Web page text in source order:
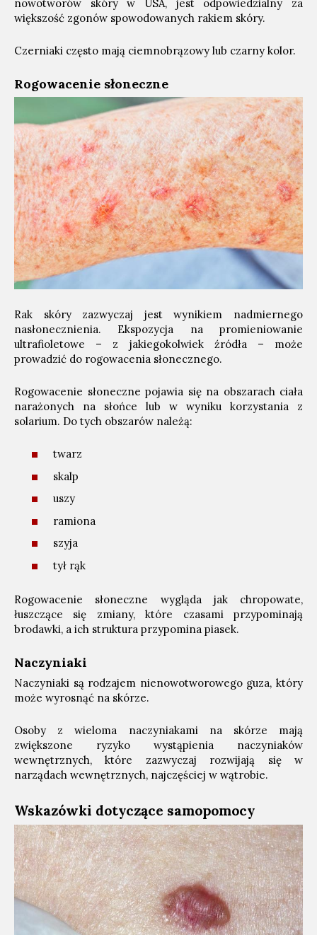
nowotworów skóry w USA, jest odpowiedzialny za
większość zgonów spowodowanych rakiem skóry.
Czerniaki często mają ciemnobrązowy lub czarny kolor.
Rogowacenie słoneczne
Rak skóry zazwyczaj jest wynikiem nadmiernego
nasłonecznienia. Ekspozycja na promieniowanie
ultrafioletowe – z jakiegokolwiek źródła – może
prowadzić do rogowacenia słonecznego.
Rogowacenie słoneczne pojawia się na obszarach ciała
narażonych na słońce lub w wyniku korzystania z
solarium. Do tych obszarów należą:
twarz
skalp
uszy
ramiona
szyja
tył rąk
Rogowacenie słoneczne wygląda jak chropowate,
łuszczące się zmiany, które czasami przypominają
brodawki, a ich struktura przypomina piasek.
Naczyniaki
Naczyniaki są rodzajem nienowotworowego guza, który
może wyrosnąć na skórze.
Osoby z wieloma naczyniakami na skórze mają
zwiększone ryzyko wystąpienia naczyniaków
wewnętrznych, które zazwyczaj rozwijają się w
narządach wewnętrznych, najczęściej w wątrobie.
Wskazówki dotyczące samopomocy